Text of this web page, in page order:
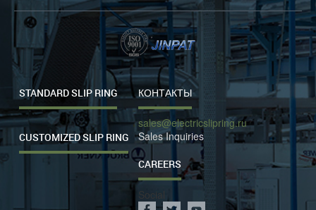
STANDARD SLIP RING
CUSTOMIZED SLIP RING
КОНТАКТЫ
sales@electricslipring.ru
Sales Inquiries
CAREERS
Social